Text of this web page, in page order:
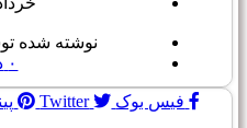
نوشته شده
۰
فیس بوک Twitter